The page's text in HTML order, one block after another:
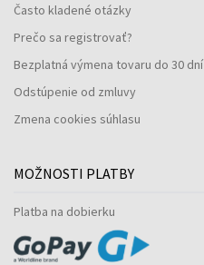
Často kladené otázky
Prečo sa registrovať?
Bezplatná výmena tovaru do 30 dní
Odstúpenie od zmluvy
Zmena cookies súhlasu
MOŽNOSTI PLATBY
Platba na dobierku